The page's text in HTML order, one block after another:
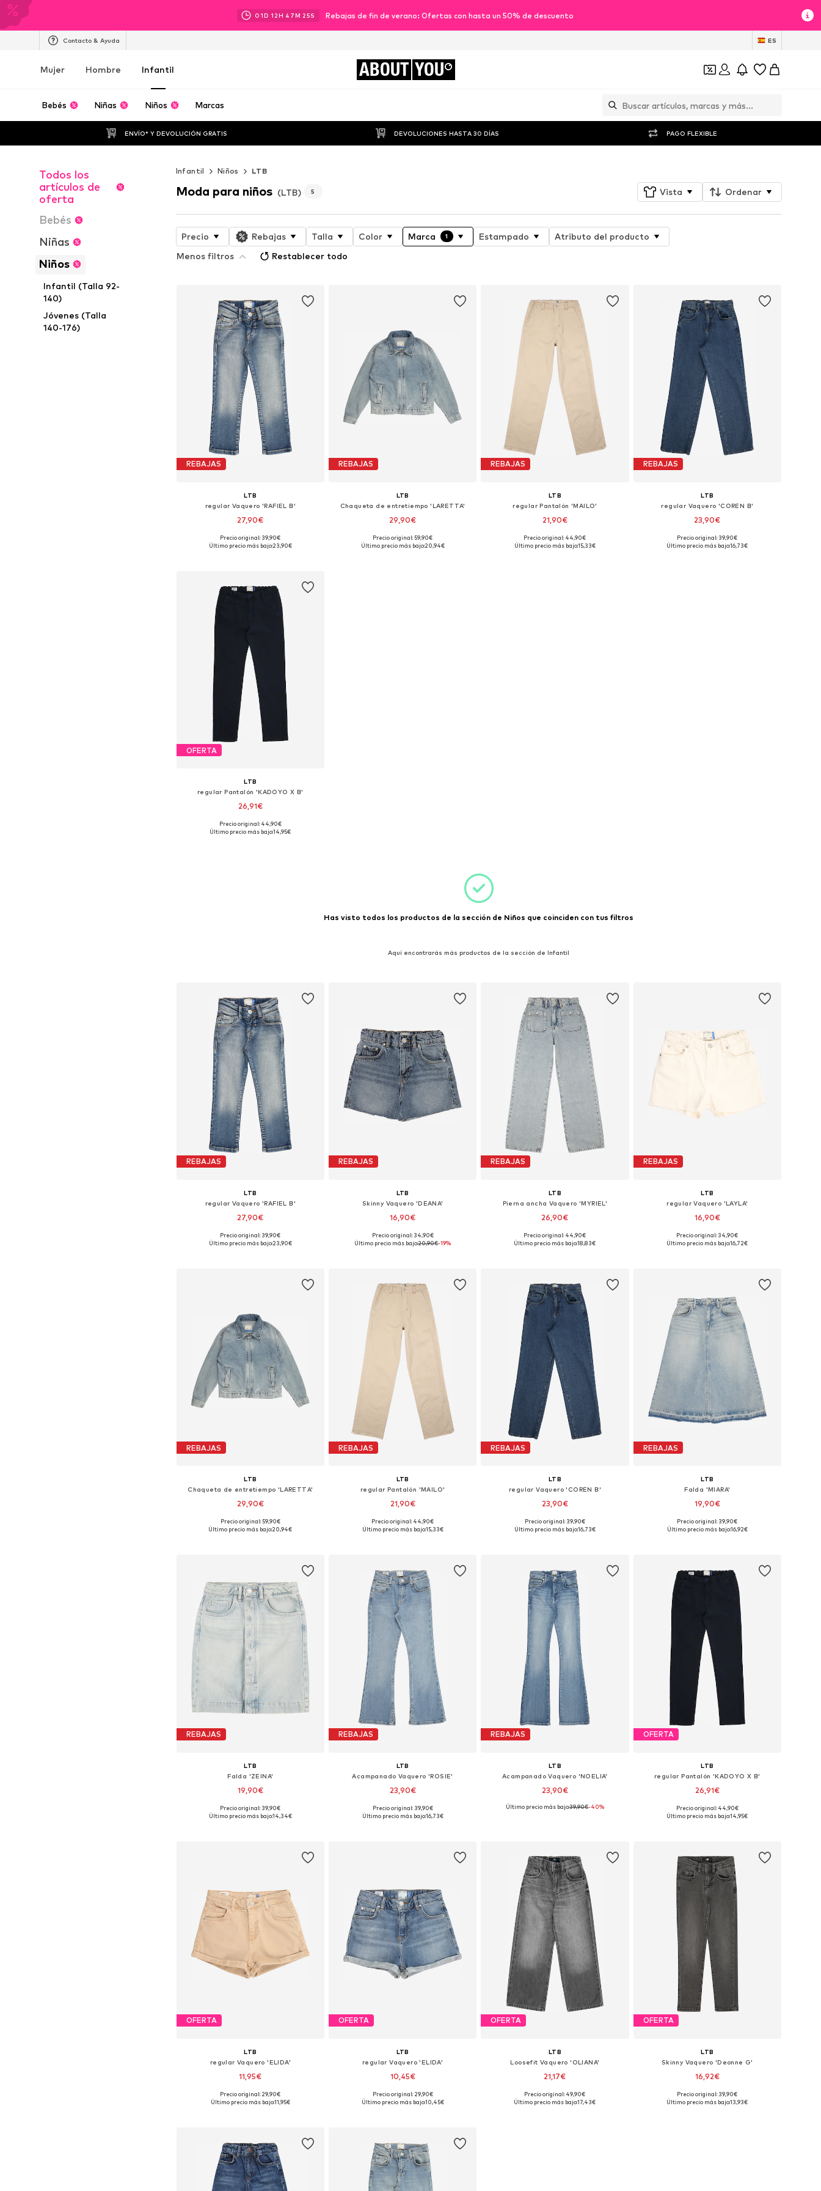
01D 12H 47M 24S Rebajas de fin de verano: Ofertas con hasta un 50% de descuento
Contacto & Ayuda ES
Mujer Hombre Infantil ABOUT YOU
Bebés Niñas Niños Marcas
ENVÍO* Y DEVOLUCIÓN GRATIS DEVOLUCIONES HASTA 30 DÍAS PAGO FLEXIBLE
Todos los
artículos de
oferta
Bebés
Niñas
Niños
Infantil (Talla 92-
140)
Jóvenes (Talla
140-176)
Infantil Niños LTB
Moda para niños (LTB) 5 Vista Ordenar
Precio Rebajas Talla Color Marca 1 Estampado
Atributo del producto
Menos filtros
Restablecer todo
REBAJAS
LTB
regular Vaquero 'RAFIEL B'
27,90€
Disponible en muchas tallas
Precio original: 39,90€
Último precio más bajo:23,90€
REBAJAS
LTB
Chaqueta de entretiempo 'LARETTA'
29,90€
Tallas disponibles: 152
Precio original: 59,90€
Último precio más bajo:20,94€
REBAJAS
LTB
regular Pantalón 'MAILO'
21,90€
Tallas disponibles: 116, 140, 158, 164
Precio original: 44,90€
Último precio más bajo:15,33€
REBAJAS
LTB
regular Vaquero 'COREN B'
23,90€
Tallas disponibles: 134, 158
Precio original: 39,90€
Último precio más bajo:16,73€
OFERTA
LTB
regular Pantalón 'KADOYO X B'
26,91€
Tallas disponibles: 116, 140
Precio original: 44,90€
Último precio más bajo:14,95€
Has visto todos los productos de la sección de Niños que coinciden con tus filtros
Aquí encontrarás más productos de la sección de Infantil
REBAJAS
LTB
regular Vaquero 'RAFIEL B'
27,90€
Disponible en muchas tallas
Precio original: 39,90€
Último precio más bajo:23,90€
REBAJAS
LTB
Skinny Vaquero 'DEANA'
16,90€
Tallas disponibles: 128, 134, 164, 170, 176
Precio original: 34,90€
Último precio más bajo:20,90€-19%
REBAJAS
LTB
Pierna ancha Vaquero 'MYRIEL'
26,90€
Tallas disponibles: 116, 122, 128, 152, 164
Precio original: 44,90€
Último precio más bajo:18,83€
REBAJAS
LTB
regular Vaquero 'LAYLA'
16,90€
Tallas disponibles: 116
Precio original: 34,90€
Último precio más bajo:16,72€
REBAJAS
LTB
Chaqueta de entretiempo 'LARETTA'
29,90€
Tallas disponibles: 152
Precio original: 59,90€
Último precio más bajo:20,94€
REBAJAS
LTB
regular Pantalón 'MAILO'
21,90€
Tallas disponibles: 116, 140, 158, 164
Precio original: 44,90€
Último precio más bajo:15,33€
REBAJAS
LTB
regular Vaquero 'COREN B'
23,90€
Tallas disponibles: 134, 158
Precio original: 39,90€
Último precio más bajo:16,73€
REBAJAS
LTB
Falda 'MIARA'
19,90€
Tallas disponibles: 116
Precio original: 39,90€
Último precio más bajo:16,92€
REBAJAS
LTB
Falda 'ZEINA'
19,90€
Tallas disponibles: 128
Precio original: 39,90€
Último precio más bajo:14,34€
REBAJAS
LTB
Acampanado Vaquero 'ROSIE'
23,90€
Tallas disponibles: 170-176
Precio original: 39,90€
Último precio más bajo:16,73€
REBAJAS
LTB
Acampanado Vaquero 'NOELIA'
23,90€
Tallas disponibles: 116
Último precio más bajo:39,90€-40%
OFERTA
LTB
regular Pantalón 'KADOYO X B'
26,91€
Tallas disponibles: 116, 140
Precio original: 44,90€
Último precio más bajo:14,95€
OFERTA
LTB
regular Vaquero 'ELIDA'
11,95€
Tallas disponibles: 128
Precio original: 29,90€
Último precio más bajo:11,95€
OFERTA
LTB
regular Vaquero 'ELIDA'
10,45€
Tallas disponibles: 122
Precio original: 29,90€
Último precio más bajo:10,45€
OFERTA
LTB
Loosefit Vaquero 'OLIANA'
21,17€
Tallas disponibles: 110
Precio original: 49,90€
Último precio más bajo:17,43€
OFERTA
LTB
Skinny Vaquero 'Deonne G'
16,92€
Tallas disponibles: 176
Precio original: 39,90€
Último precio más bajo:13,93€